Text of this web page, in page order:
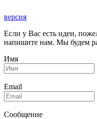
версия
Если у Вас есть идеи,
напишите нам. Мы будем
Имя
Email
Сообщение